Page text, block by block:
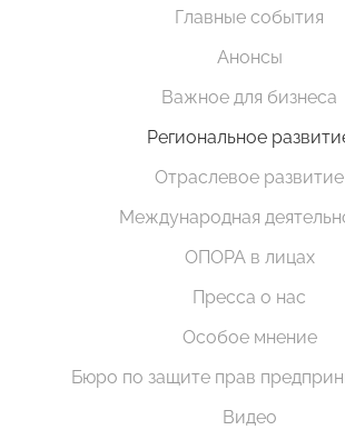
Главные события
Анонсы
Важное для бизнеса
Региональное
Отраслевое развитие
Международная
ОПОРА в лицах
Пресса о нас
Особое мнение
Бюро по защите прав
Видео